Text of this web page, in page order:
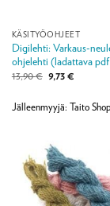
KÄSITYÖOHJEET
Digilehti: Varkaus-
ohjelehti (ladattava
13,90€ Alkuperäinen
hinta
13,90 €.
9,73€Nykyinen
9,73 €.
Jälleenmyyjä: Taito Shop